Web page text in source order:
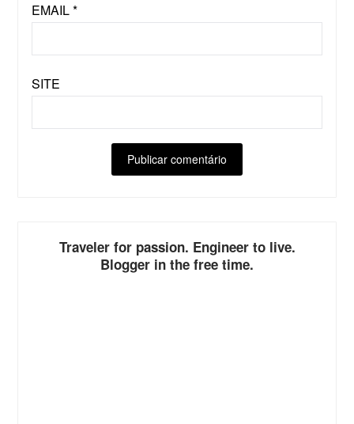
EMAIL*
SITE
Traveler for passion. Engineer to live.
Blogger in the free time.